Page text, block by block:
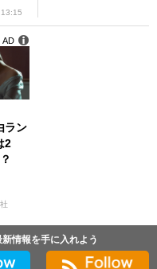
ラン
2
AD
情報を手に入れよう